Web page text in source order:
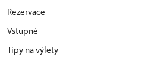
Rezervace
Vstupné
Tipy na výlety